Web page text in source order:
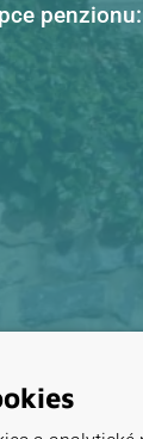
penzionu: